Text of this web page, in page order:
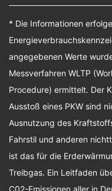
* Die Informationen
angegebenen Werte
Messverfahren WLTP
Procedure) ermittelt. Der
Ausstoß eines PKW sind
Ausnutzung des
Fahrstil und anderen
ist das für die
Treibgas. Ein Leitfaden
C02-Emissionen aller in